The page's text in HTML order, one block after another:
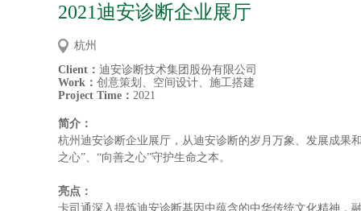
2021迪安诊断企业展厅
杭州
Client： 迪安诊断技术集团股份有限公司
Work： 创意策划 空间设计
施工搭建
Project Time： 2021
简介 ：
杭州迪安诊断企业展厅，从迪安诊断的岁月万象、发展成果
之心”、“向善之心”守护生命之本。
亮点 ：
卡司通深入提炼迪安诊断基因中蕴含的中华传统文化精神，